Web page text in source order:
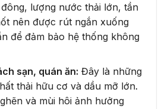
lượng nước thải lớn, tần
nên được rút ngắn xuống
để đảm bảo hệ thống không
sạn, quán ăn: Đây là những
thải hữu cơ và dầu mỡ lớn.
và mùi hôi ảnh hưởng